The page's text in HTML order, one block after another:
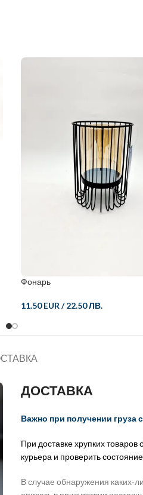
Фонарь
11.50 EUR/22.50 ЛВ.
ДОСТАВКА
Важно при получении груза
При доставке хрупких
курьера и проверить
В случае обнаружения каких-